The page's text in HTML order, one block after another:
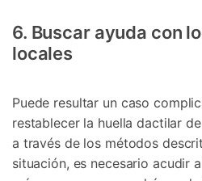
6. Buscar ayuda con
locales
Puede resultar un caso
restablecer la huella dactilar
a través de los métodos
situación, es necesario acudir